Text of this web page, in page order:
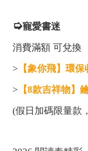
➭寵愛書迷
消費滿額 可兌換
> 【象你飛】環
> 【8款吉祥物】
(假日加碼限量款